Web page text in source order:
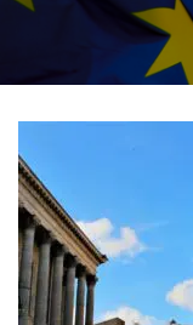
силаючи цю
обробку
зв’язку